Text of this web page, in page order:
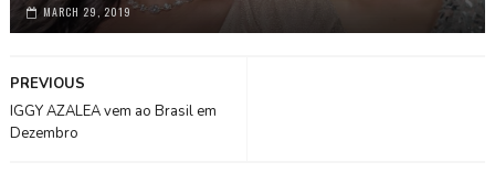
MARCH 29, 2019
PREVIOUS
IGGY AZALEA vem ao Brasil em
Dezembro